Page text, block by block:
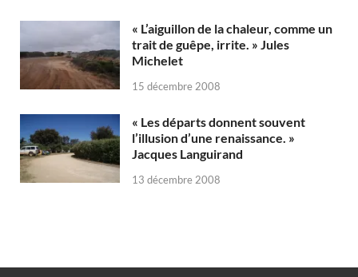
« L’aiguillon de la chaleur, comme un
trait de guêpe, irrite. » Jules
Michelet
15 décembre 2008
« Les départs donnent souvent
l’illusion d’une renaissance. »
Jacques Languirand
13 décembre 2008